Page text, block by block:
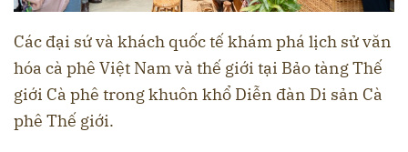
Các đại sứ và khách quốc tế khám phá lịch sử văn
hóa cà phê Việt Nam và thế giới tại Bảo tàng Thế
giới Cà phê trong khuôn khổ Diễn đàn Di sản Cà
phê Thế giới.